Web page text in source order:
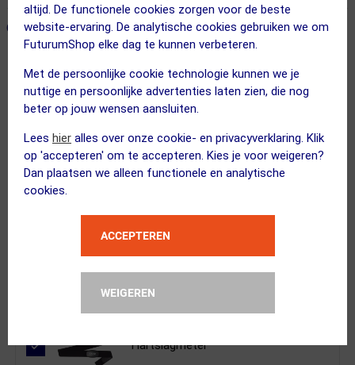
altijd. De functionele cookies zorgen voor de beste
website-ervaring. De analytische cookies gebruiken we om
FuturumShop elke dag te kunnen verbeteren.
Met de persoonlijke cookie technologie kunnen we je
nuttige en persoonlijke advertenties laten zien, die nog
beter op jouw wensen aansluiten.
Lees hier alles over onze cookie- en privacyverklaring. Klik
op 'accepteren' om te accepteren. Kies je voor weigeren?
Dan plaatsen we alleen functionele en analytische
cookies.
ACCEPTEREN
WEIGEREN
← Terug naar productnavigatie
ONZE AANBEVOLEN COMBINATIE
Garmin
Lily 2 Active Sporthorloge Goud/Wit
FuturumShop
5 jaar garantie Garmin
Hartslagmeter